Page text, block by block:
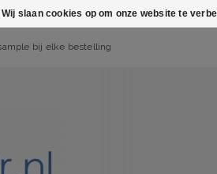
bij elke bestelling
Wij slaan cookies op om onze website te